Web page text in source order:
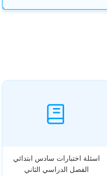
اسئلة اختبارات سادس ابتدائي
الفصل الدراسي الثاني